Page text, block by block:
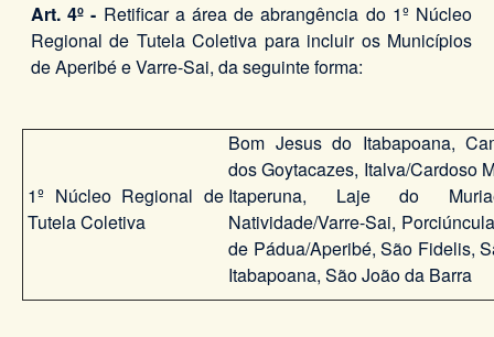
Art. 4º - Retificar a área de abrangência do 1º Núcleo
Regional de Tutela Coletiva para incluir os Municípios
de Aperibé e Varre-Sai, da seguinte forma:
1º Núcleo Regional de
Tutela Coletiva
Bom Jesus do Itabapoana,
dos Goytacazes, Italva/Cardoso
Itaperuna, Laje do
Natividade/Varre-Sai,
de Pádua/Aperibé, São Fidelis,
Itabapoana, São João da Barra